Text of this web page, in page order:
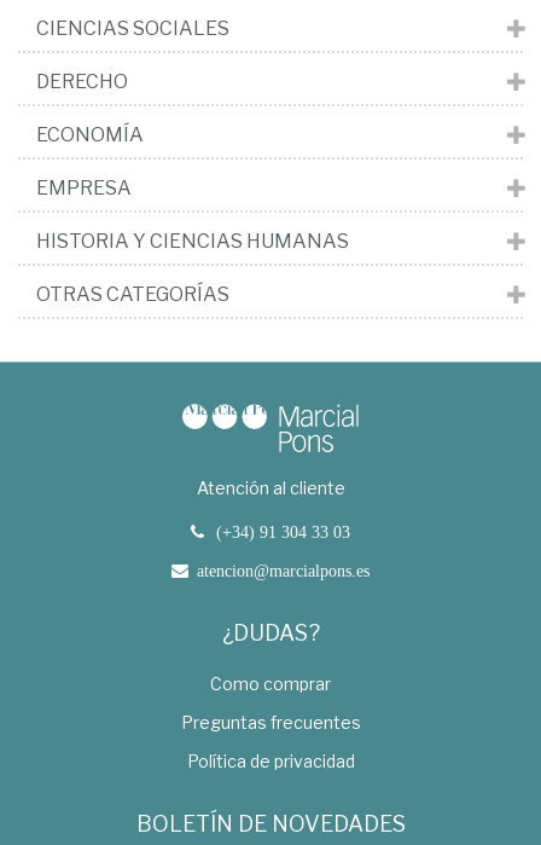
CIENCIAS SOCIALES
DERECHO
ECONOMÍA
EMPRESA
HISTORIA Y CIENCIAS HUMANAS
OTRAS CATEGORÍAS
Atención al cliente
(+34) 91 304 33 03
atencion@marcialpons.es
¿DUDAS?
Como comprar
Preguntas frecuentes
Política de privacidad
BOLETÍN DE NOVEDADES